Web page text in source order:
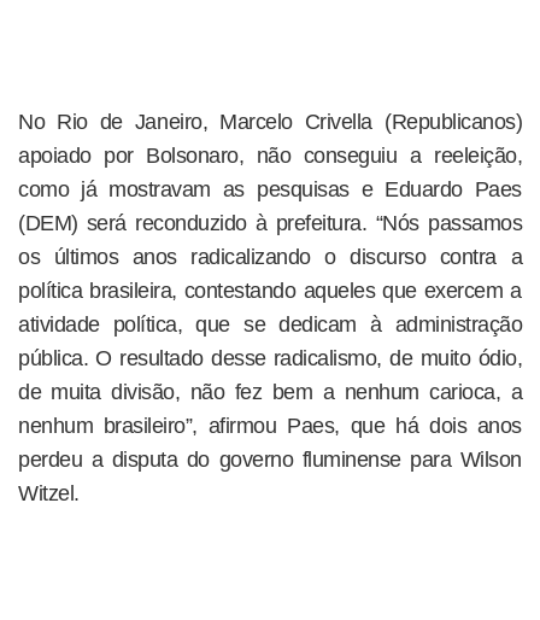
No Rio de Janeiro, Marcelo Crivella (Republicanos)
apoiado por Bolsonaro, não conseguiu a reeleição,
como já mostravam as pesquisas e Eduardo Paes
(DEM) será reconduzido à prefeitura. “Nós passamos
os últimos anos radicalizando o discurso contra a
política brasileira, contestando aqueles que exercem a
atividade política, que se dedicam à administração
pública. O resultado desse radicalismo, de muito ódio,
de muita divisão, não fez bem a nenhum carioca, a
nenhum brasileiro”, afirmou Paes, que há dois anos
perdeu a disputa do governo fluminense para Wilson
Witzel.